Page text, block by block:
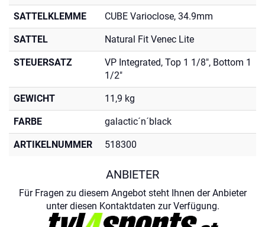
SATTELKLEMME CUBE Varioclose, 34.9mm
SATTEL Natural Fit Venec Lite
STEUERSATZ
VP Integrated, Top 1 1/8", Bottom 1
1/2"
GEWICHT 11,9 kg
FARBE galactic´n´black
ARTIKELNUMMER 518300
ANBIETER
Für Fragen zu diesem Angebot steht Ihnen der Anbieter
unter diesen Kontaktdaten zur Verfügung.